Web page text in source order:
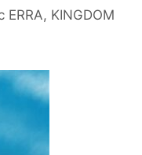
KINGDOM